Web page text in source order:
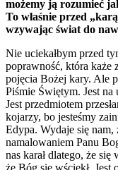
możemy ją rozumieć
To właśnie przed
wzywając świat do
Nie uciekałbym przed
poprawność, która każe
pojęcia Bożej kary. Ale
Piśmie Świętym. Jest
Jest przedmiotem
kojarzy, bo jesteśmy
Edypa. Wydaje się
namalowaniem Panu
nas karał dlatego, że